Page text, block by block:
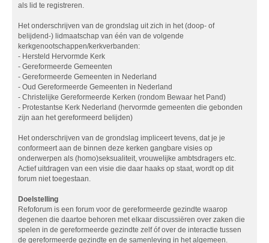
als lid te registreren.
Het onderschrijven van de grondslag uit zich in het (doop- of
belijdend-) lidmaatschap van één van de volgende
kerkgenootschappen/kerkverbanden:
- Hersteld Hervormde Kerk
- Gereformeerde Gemeenten
- Gereformeerde Gemeenten in Nederland
- Oud Gereformeerde Gemeenten in Nederland
- Christelijke Gereformeerde Kerken (rondom Bewaar het Pand)
- Protestantse Kerk Nederland (hervormde gemeenten die gebonden
zijn aan het gereformeerd belijden)
Het onderschrijven van de grondslag impliceert tevens, dat je je
conformeert aan de binnen deze kerken gangbare visies op
onderwerpen als (homo)seksualiteit, vrouwelijke ambtsdragers etc.
Actief uitdragen van een visie die daar haaks op staat, wordt op dit
forum niet toegestaan.
Doelstelling
Refoforum is een forum voor de gereformeerde gezindte waarop
degenen die daartoe behoren met elkaar discussiëren over zaken die
spelen in de gereformeerde gezindte zelf óf over de interactie tussen
de gereformeerde gezindte en de samenleving in het algemeen.